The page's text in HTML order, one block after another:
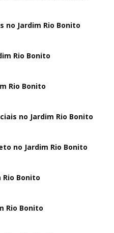
no Jardim Rio Bonito
Rio Bonito
Rio Bonito
no Jardim Rio Bonito
no Jardim Rio Bonito
Bonito
Rio Bonito